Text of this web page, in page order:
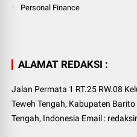
Personal Finance
ALAMAT REDAKSI :
Jalan Permata 1 RT.25 RW.08
Teweh Tengah, Kabupaten
Tengah, Indonesia Email :